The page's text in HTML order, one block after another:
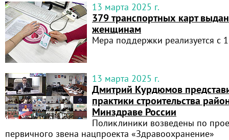
13 марта 2025 г.
379 транспортных карт
женщинам
Мера поддержки реализуется с
13 марта 2025 г.
Дмитрий Курдюмов
практики строительства
Минздраве России
Поликлиники возведены по
первичного звена нацпроекта «Здравоохранение»